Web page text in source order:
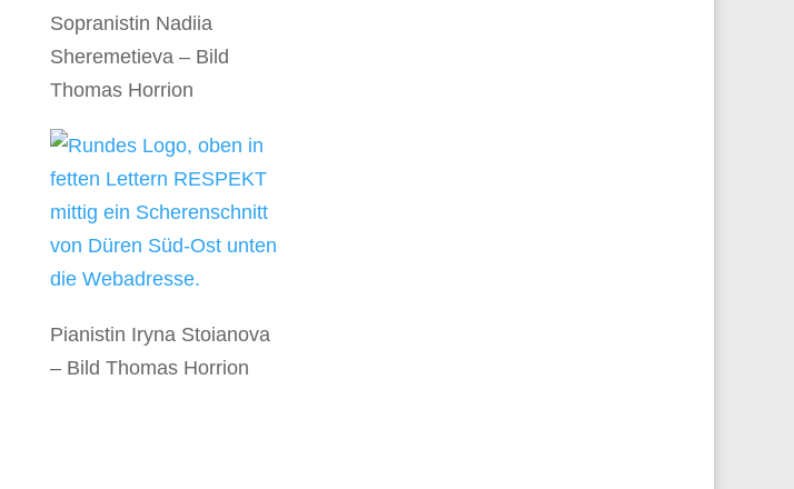
Sopranistin Nadiia
Sheremetieva – Bild
Thomas Horrion
Pianistin Iryna Stoianova
– Bild Thomas Horrion